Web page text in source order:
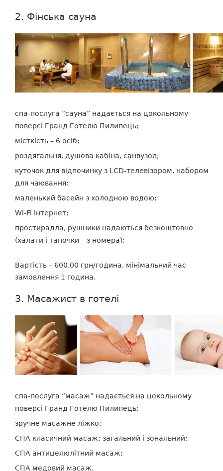
2. Фінська сауна
спа-послуга “сауна” надається на цокольному
поверсі Гранд Готелю Пилипець;
місткість – 6 осіб;
роздягальня, душова кабіна, санвузол;
куточок для відпочинку з LCD-телевізором, набором
для чаювання;
маленький басейн з холодною водою;
Wi-Fi інтернет;
простирадла, рушники надаються безкоштовно
(халати і тапочки – з номера);
Вартість – 600.00 грн/година, мінімальний час
замовлення 1 година.
3. Масажист в готелі
спа-послуга “масаж” надається на цокольному
поверсі Гранд Готелю Пилипець;
зручне масажне ліжко;
СПА класичний масаж: загальний і зональний;
СПА антицелюлітний масаж;
СПА медовий масаж.